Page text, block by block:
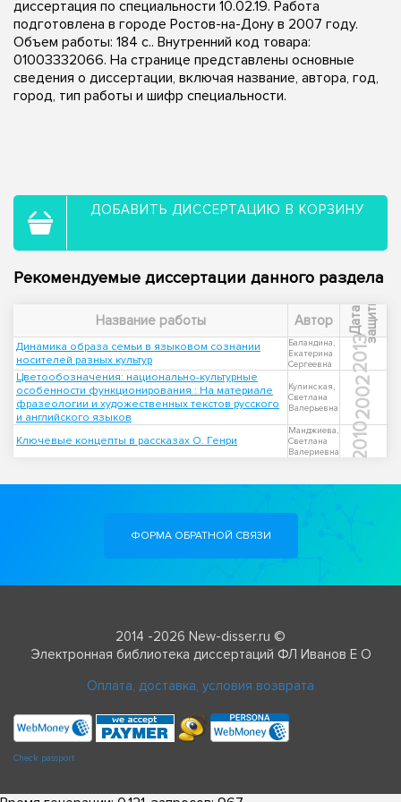
диссертация по специальности 10.02.19. Работа
подготовлена в городе Ростов-на-Дону в 2007 году.
Объем работы: 184 с.. Внутренний код товара:
01003332066. На странице представлены основные
сведения о диссертации, включая название, автора, год,
город, тип работы и шифр специальности.
ДОБАВИТЬ ДИССЕРТАЦИЮ В КОРЗИНУ
Рекомендуемые диссертации данного раздела
Название работы Автор Д
а
т
а
з
а
щ
и
т ы
Динамика образа семьи в языковом сознании
носителей разных культур
Баландина,
Екатерина
Сергеевна
2013
Цветообозначения: национально-культурные
особенности функционирования : На материале
фразеологии и художественных текстов русского
и английского языков
Кулинская,
Светлана
Валерьевна
2002
Ключевые концепты в рассказах О. Генри
Манджиева,
Светлана
Валериевна
2010
ФОРМА ОБРАТНОЙ СВЯЗИ
2014 -2026 New-disser.ru ©
Электронная библиотека диссертаций ФЛ Иванов Е О
Оплата, доставка, условия возврата
Check passport